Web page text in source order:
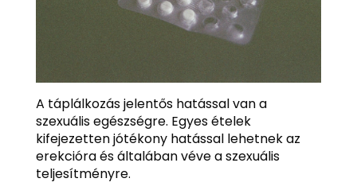
A táplálkozás jelentős hatással van a
szexuális egészségre. Egyes ételek
kifejezetten jótékony hatással lehetnek az
erekcióra és általában véve a szexuális
teljesítményre.